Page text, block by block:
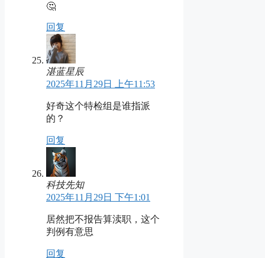
🤔
回复
湛蓝星辰
2025年11月29日 上午11:53
好奇这个特检组是谁指派
的？
回复
科技先知
2025年11月29日 下午1:01
居然把不报告算渎职，这个
判例有意思
回复